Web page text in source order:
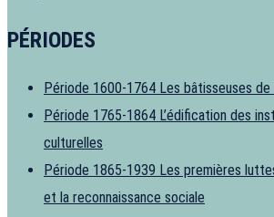
PÉRIODES
Période 1600-1764 Les bâtisseuses
Période 1765-1864 L’édification des
culturelles
Période 1865-1939 Les premières
et la reconnaissance sociale